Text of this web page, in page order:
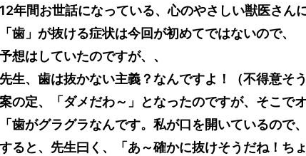
12年間お世話になっている、心のやさしい獣医さん
「歯」が抜ける症状は今回が初めてではないので、
予想はしていたのですが、、
先生、歯は抜かない主義？なんですよ！（不得意そ
案の定、「ダメだわ～」となったのですが、そこで
「歯がグラグラなんです。私が口を開いているの
すると、先生曰く、「あ～確かに抜けそうだね！ち